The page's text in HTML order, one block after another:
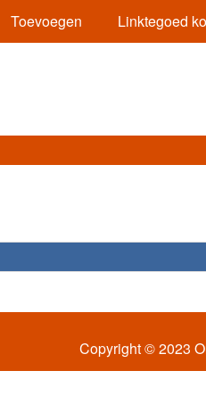
Toevoegen Linktegoed
Copyright © 2023